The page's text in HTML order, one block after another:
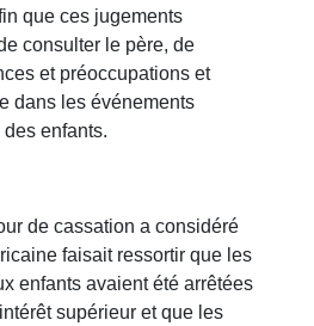
que ces jugements
consulter le père, de
et préoccupations et
dans les événements
enfants.
de cassation a considéré
faisait ressortir que les
enfants avaient été arrêtées
supérieur et que les